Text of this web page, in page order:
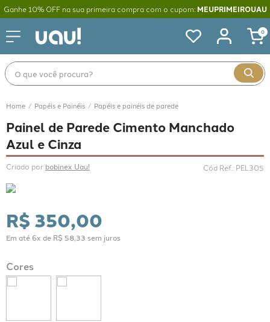
Ganhe 10% OFF na sua primeira compra com o cupom: MEUPRIMEIROUAU
0
O que você procura?
Papéis e Painéis Papéis e painéis de parede
Painel de Parede Cimento Manchado
Azul e Cinza
Criado por bobinex Uau! Cód Ref.: PEL305
R$ 350,00
Em até 6x de R$ 58 33 sem juros
Cores